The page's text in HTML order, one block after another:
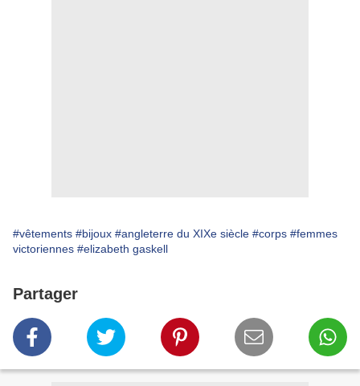
#vêtements #bijoux #angleterre du XIXe siècle #corps #femmes
victoriennes #elizabeth gaskell
Partager